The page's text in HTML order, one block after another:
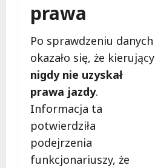
prawa
Po sprawdzeniu danych
okazało się, że kierujący
nigdy nie uzyskał
prawa jazdy.
Informacja ta
potwierdziła
podejrzenia
funkcjonariuszy, że